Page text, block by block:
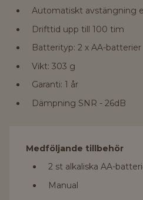
Automatiskt avstängning
Drifttid upp till 100 tim
Batterityp: 2 x AA-batterier
Vikt: 303 g
Garanti: 1 år
Dämpning SNR - 26dB
Medföljande tillbehör
2 st alkaliska AA-
Manual